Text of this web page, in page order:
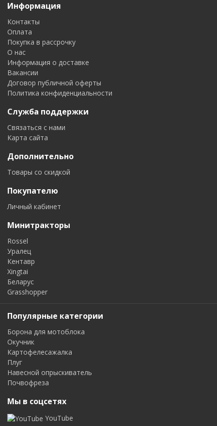
Информация
Контакты
Оплата
Покупка в рассрочку
О нас
Информация о доставке
Вакансии
Договор публичной оферты
Политика конфиденциальности
Служба поддержки
Связаться с нами
Карта сайта
Дополнительно
Товары со скидкой
Покупателю
Личный кабинет
Минитракторы
Rossel
Уралец
Кентавр
Xingtai
Беларус
Grasshopper
Популярные категории
Борона для мотоблока
Окучник
Картофелесажалка
Плуг
Навесной опрыскиватель
Почвофреза
Мы в соцсетях
YouTube